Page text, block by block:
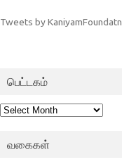
Tweets by KaniyamFoundatn
பெட்டகம்
பெட்டகம்
வகைகள்